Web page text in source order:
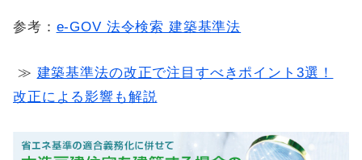
参考： e-GOV 法令検索 建築基準法
≫ 建築基準法の改正で注目すべきポイント3選！
改正による影響も解説